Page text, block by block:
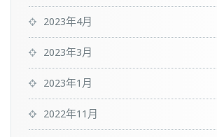
2023年4月
2023年3月
2023年1月
2022年11月